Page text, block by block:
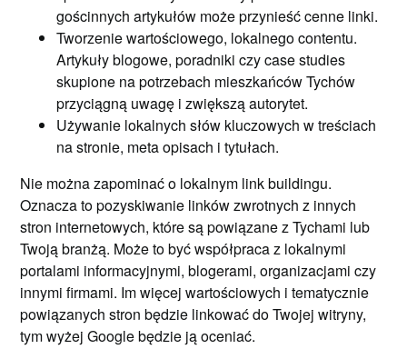
gościnnych artykułów może przynieść cenne linki.
Tworzenie wartościowego, lokalnego contentu.
Artykuły blogowe, poradniki czy case studies
skupione na potrzebach mieszkańców Tychów
przyciągną uwagę i zwiększą autorytet.
Używanie lokalnych słów kluczowych w treściach
na stronie, meta opisach i tytułach.
Nie można zapominać o lokalnym link buildingu.
Oznacza to pozyskiwanie linków zwrotnych z innych
stron internetowych, które są powiązane z Tychami lub
Twoją branżą. Może to być współpraca z lokalnymi
portalami informacyjnymi, blogerami, organizacjami czy
innymi firmami. Im więcej wartościowych i tematycznie
powiązanych stron będzie linkować do Twojej witryny,
tym wyżej Google będzie ją oceniać.